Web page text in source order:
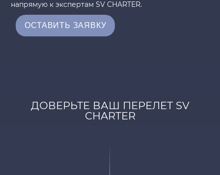
напрямую к экспертам SV CHARTER.
ОСТАВИТЬ ЗАЯВКУ
ДОВЕРЬТЕ ВАШ ПЕРЕЛЕТ SV
CHARTER